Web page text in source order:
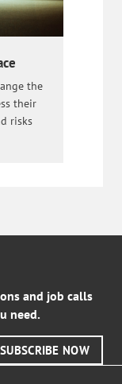
the
their
risks
and job calls
need.
SUBSCRIBE NOW